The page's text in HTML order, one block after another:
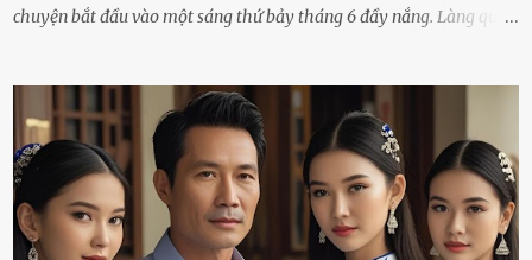
chuyện bắt đầu vào một sáng thứ bảy tháng 6 đầy nắng. Làng quê
không kém. Ông Minh, vốn là một người đàn ông điềm đạm, ít nói,
hôm ấy lại đặc biệt vui vẻ. Ông chuẩn bị hành lý cho chuyến đi biển
cùng cô con gái 8 tuổi tên Thảo. “Em ở nhà nghỉ ngơi nhé, anh đưa
con đi biển hai ngày, để nó được ngắm sóng, nghịch cát. Về chắc nó
sẽ kể cho em nghe cả tuần không hết chuyện.” – Ông Minh cười
hiền, vuốt tóc vợ. Bà Hạnh nhìn chồng và con gái ríu rít chuẩn bị mà